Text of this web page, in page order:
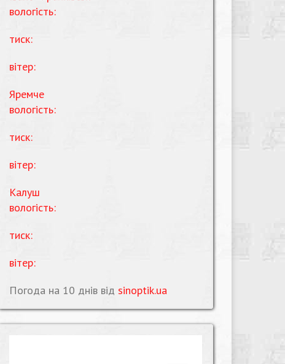
вологість:
тиск:
вітер:
Яремче
вологість:
тиск:
вітер:
Калуш
вологість:
тиск:
вітер:
Погода на 10 днів від sinoptik.ua